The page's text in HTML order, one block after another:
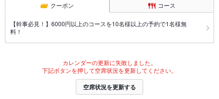
クーポン コース
【幹事必見！】6000円以上のコースを10名様以上の予約で1名様無
料！
カレンダーの更新に失敗しました。
下記ボタンを押して空席状況を更新してください。
空席状況を更新する